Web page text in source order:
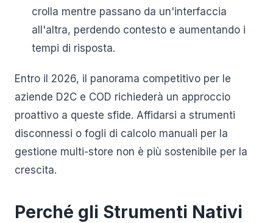
crolla mentre passano da un'interfaccia
all'altra, perdendo contesto e aumentando i
tempi di risposta.
Entro il 2026, il panorama competitivo per le
aziende D2C e COD richiederà un approccio
proattivo a queste sfide. Affidarsi a strumenti
disconnessi o fogli di calcolo manuali per la
gestione multi-store non è più sostenibile per la
crescita.
Perché gli Strumenti Nativi